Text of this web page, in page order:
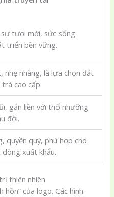
tươi mới, sức sống
triển bền vững.
nhẹ nhàng, là lựa chọn đắt
trà cao cấp.
gắn liền với thổ nhưỡng
đời.
quyền quý, phù hợp cho
xuất khẩu.
thiên nhiên
của logo. Các hình